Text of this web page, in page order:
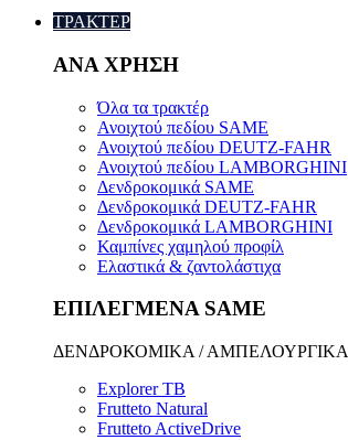
ΤΡΑΚΤΕΡ
ΑΝΑ ΧΡΗΣΗ
Όλα τα τρακτέρ
Ανοιχτού πεδίου SAME
Ανοιχτού πεδίου DEUTZ-FAHR
Ανοιχτού πεδίου LAMBORGHINI
Δενδροκομικά SAME
Δενδροκομικά DEUTZ-FAHR
Δενδροκομικά LAMBORGHINI
Καμπίνες χαμηλού προφίλ
Ελαστικά & ζαντολάστιχα
ΕΠΙΛΕΓΜΕΝΑ SAME
ΔΕΝΔΡΟΚΟΜΙΚΑ / ΑΜΠΕΛΟΥΡΓΙΚΑ
Explorer TB
Frutteto Natural
Frutteto ActiveDrive